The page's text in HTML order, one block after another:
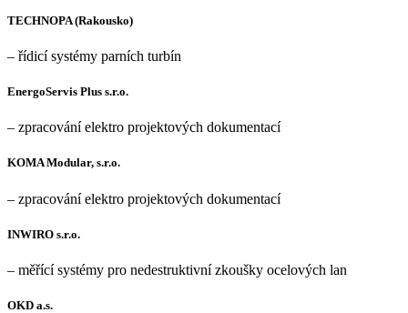
TECHNOPA (Rakousko)
– řídicí systémy parních turbín
EnergoServis Plus s.r.o.
– zpracování elektro projektových dokumentací
KOMA Modular, s.r.o.
– zpracování elektro projektových dokumentací
INWIRO s.r.o.
– měřící systémy pro nedestruktivní zkoušky ocelových lan
OKD a.s.